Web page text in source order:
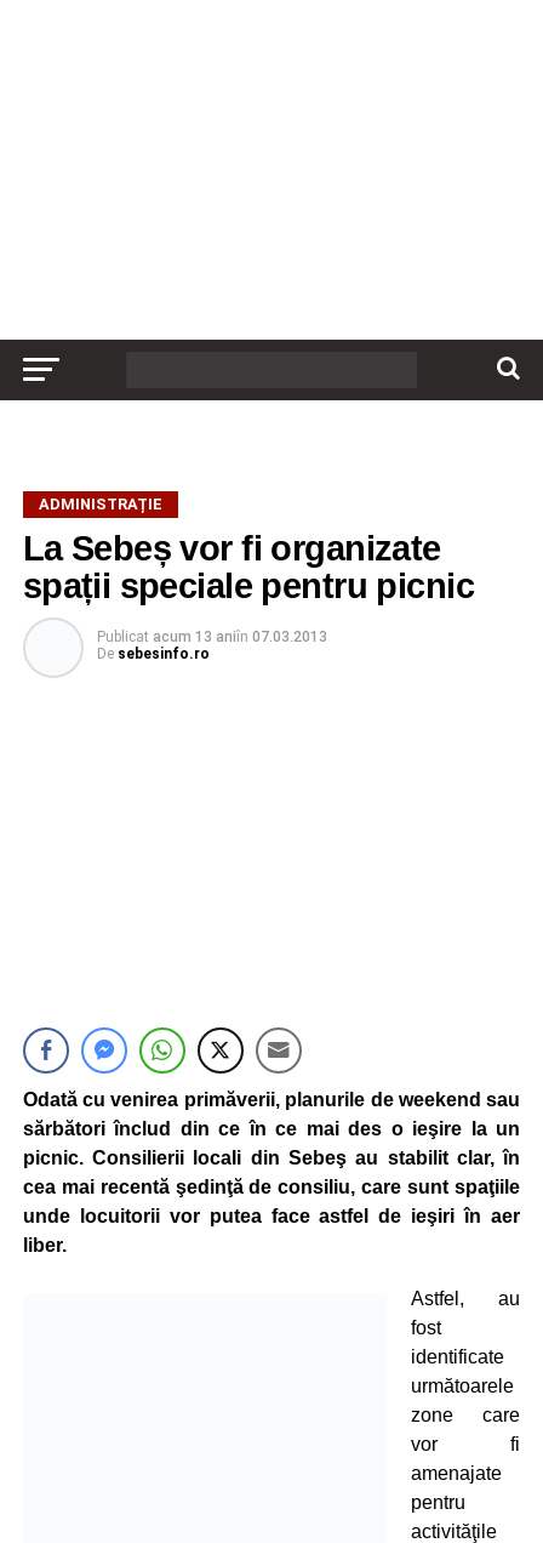
ADMINISTRAȚIE
La Sebeș vor fi organizate
spații speciale pentru picnic
Publicat acum 13 aniîn 07.03.2013
De sebesinfo.ro
Odată cu venirea primăverii, planurile de weekend sau
sărbători înclud din ce în ce mai des o ieşire la un
picnic. Consilierii locali din Sebeş au stabilit clar, în
cea mai recentă şedinţă de consiliu, care sunt spaţiile
unde locuitorii vor putea face astfel de ieşiri în aer
liber.
Astfel, au
fost
identificate
următoarele
zone care
vor fi
amenajate
pentru
activităţile